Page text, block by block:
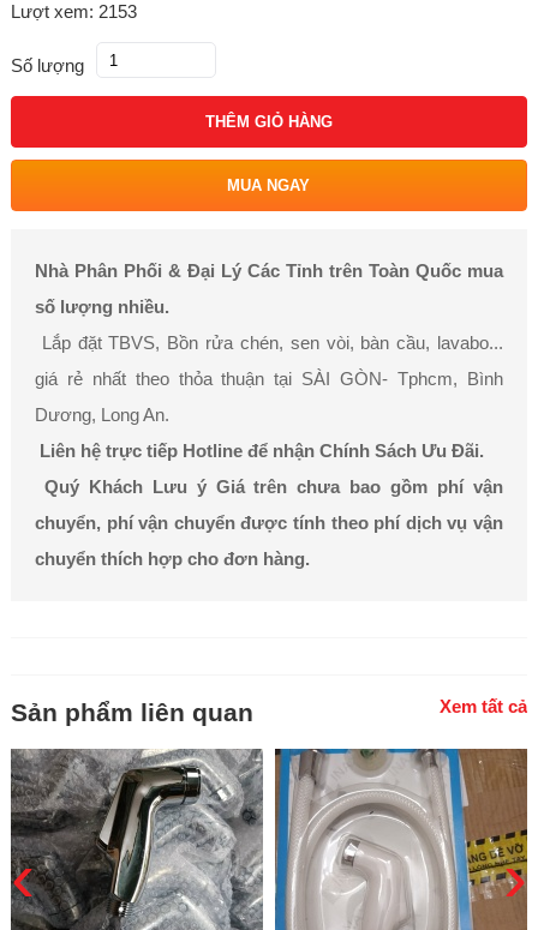
Lượt xem: 2153
Số lượng
THÊM GIỎ HÀNG
MUA NGAY
Nhà Phân Phối & Đại Lý Các Tỉnh trên Toàn Quốc mua
số lượng nhiều.
Lắp đặt TBVS, Bồn rửa chén, sen vòi, bàn cầu, lavabo...
giá rẻ nhất theo thỏa thuận tại SÀI GÒN- Tphcm, Bình
Dương, Long An.
Liên hệ trực tiếp Hotline để nhận Chính Sách Ưu Đãi.
Quý Khách Lưu ý Giá trên chưa bao gồm phí vận
chuyển, phí vận chuyển được tính theo phí dịch vụ vận
chuyển thích hợp cho đơn hàng.
Sản phẩm liên quan Xem tất cả
‹ ›